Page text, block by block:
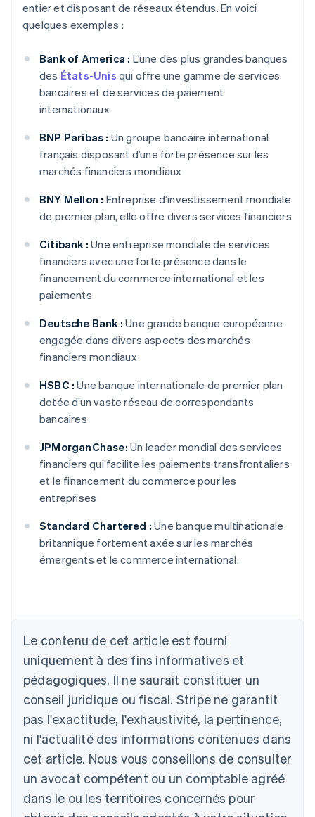
entier et disposant de réseaux étendus. En voici
quelques exemples :
Bank of America : L’une des plus grandes banques
des États-Unis qui offre une gamme de services
bancaires et de services de paiement
internationaux
BNP Paribas : Un groupe bancaire international
français disposant d’une forte présence sur les
marchés financiers mondiaux
BNY Mellon : Entreprise d’investissement mondiale
de premier plan, elle offre divers services financiers
Citibank : Une entreprise mondiale de services
financiers avec une forte présence dans le
financement du commerce international et les
paiements
Deutsche Bank : Une grande banque européenne
engagée dans divers aspects des marchés
financiers mondiaux
HSBC : Une banque internationale de premier plan
dotée d’un vaste réseau de correspondants
bancaires
JPMorganChase: Un leader mondial des services
financiers qui facilite les paiements transfrontaliers
et le financement du commerce pour les
entreprises
Standard Chartered : Une banque multinationale
britannique fortement axée sur les marchés
émergents et le commerce international.
Le contenu de cet article est fourni
uniquement à des fins informatives et
pédagogiques. Il ne saurait constituer un
conseil juridique ou fiscal. Stripe ne garantit
pas l'exactitude, l'exhaustivité, la pertinence,
ni l'actualité des informations contenues dans
cet article. Nous vous conseillons de consulter
un avocat compétent ou un comptable agréé
dans le ou les territoires concernés pour
Allemagne
DeutschEnglish
Australie
English
Autriche
Deutsch English
Belgique
NederlandsFrançaisDeutschEnglish
Brésil
Bulgarie
English
Canada